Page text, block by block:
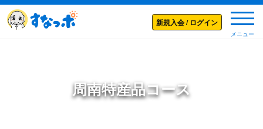
新規入会 / ログイン メ
メニュー
周南特産品コース